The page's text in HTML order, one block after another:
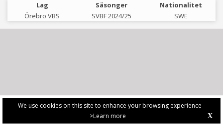
We use cookies on this site to enhance your browsing experience -
>Learn more
X
Lag Säsonger
Nationalitet
Örebro VBS
SVBF 2024/25 SWE